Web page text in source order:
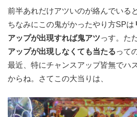
前半あれだけアツいのが絡んでいる
ちなみにこの鬼がかったやり方SPは
アップが出現すれば鬼アツっす。た
アップが出現しなくても当たるって
最近、特にチャンスアップ皆無でハ
からね。さてこの大当りは、